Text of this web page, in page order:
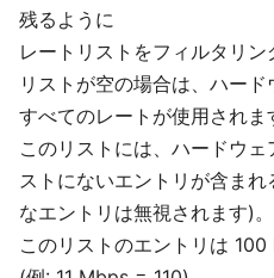
残るように
レートリストをフィルタリン
リストが空の場合は、ハー
すべてのレートが使用されま
このリストには、ハードウ
ストにないエントリが含ま
なエントリは無視されます)。
このリストのエントリは 100